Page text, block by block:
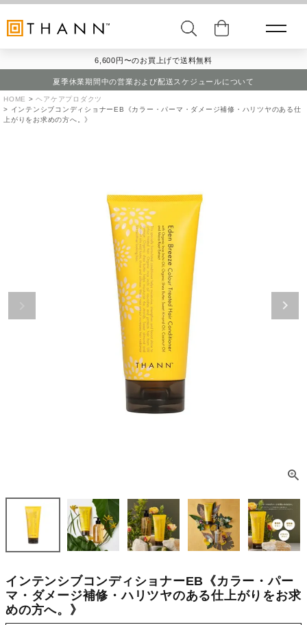
6,600円〜のお買上げで送料無料
夏季休業期間中の営業および配送スケジュールについて
HOME
ヘアケアプロダクツ
インテンシブコンディショナーEB《カラー・パーマ・ダメージ補修・ハリツヤのある仕
上がりをお求めの方へ。》
インテンシブコンディショナーEB《カラー・パー
マ・ダメージ補修・ハリツヤのある仕上がりをお求
めの方へ。》